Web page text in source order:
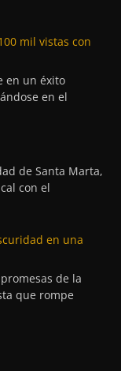
mil vistas con
en un éxito
en el
de Santa Marta,
con el
en una
de la
que rompe